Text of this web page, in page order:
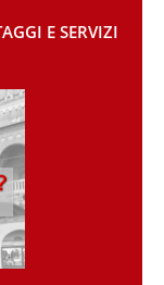
E SERVIZI